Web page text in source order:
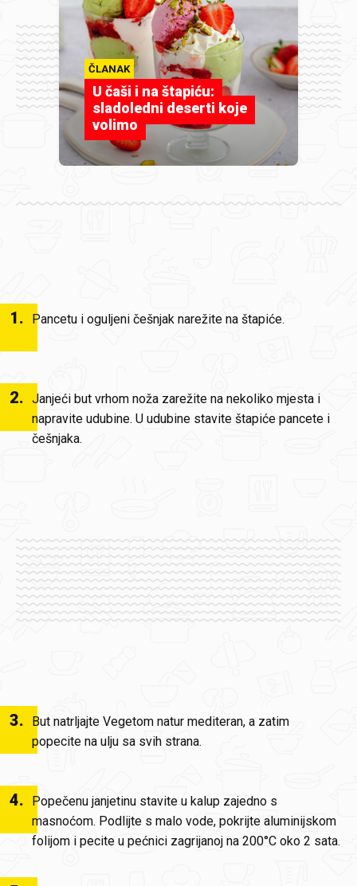
ČLANAK
U čaši i na štapiću:
sladoledni deserti koje
volimo
1. Pancetu i oguljeni češnjak narežite na štapiće.
2. Janjeći but vrhom noža zarežite na nekoliko mjesta i
napravite udubine. U udubine stavite štapiće pancete i
češnjaka.
3.
But natrljajte Vegetom natur mediteran, a zatim
popecite na ulju sa svih strana.
4.
Popečenu janjetinu stavite u kalup zajedno s
masnoćom. Podlijte s malo vode, pokrijte aluminijskom
folijom i pecite u pećnici zagrijanoj na 200°C oko 2 sata.